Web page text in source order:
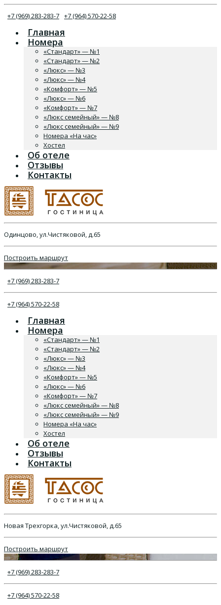
+7 (969) 283-283-7 +7 (964) 570-22-58
Главная
Номера
«Стандарт» — №1
«Стандарт» — №2
«Люкс» — №3
«Люкс» — №4
«Комфорт» — №5
«Люкс» — №6
«Комфорт» — №7
«Люкс семейный» — №8
«Люкс семейный» — №9
Номера «На час»
Хостел
Об отеле
Отзывы
Контакты
Одинцово, ул.Чистяковой, д.65
Построить маршрут
+7 (969) 283-283-7
+7 (964) 570-22-58
Главная
Номера
«Стандарт» — №1
«Стандарт» — №2
«Люкс» — №3
«Люкс» — №4
«Комфорт» — №5
«Люкс» — №6
«Комфорт» — №7
«Люкс семейный» — №8
«Люкс семейный» — №9
Номера «На час»
Хостел
Об отеле
Отзывы
Контакты
Новая Трехгорка, ул.Чистяковой, д.65
Построить маршрут
+7 (969) 283-283-7
+7 (964) 570-22-58